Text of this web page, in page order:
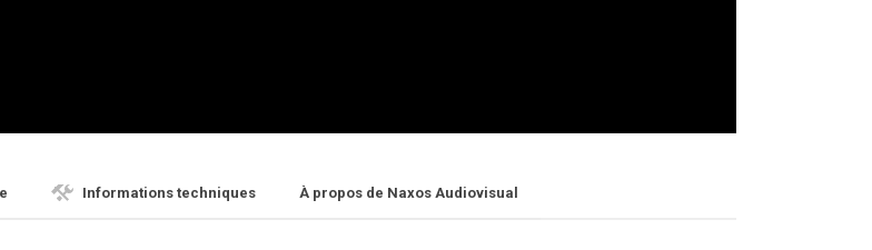
Informations techniques À propos de Naxos Audiovisual